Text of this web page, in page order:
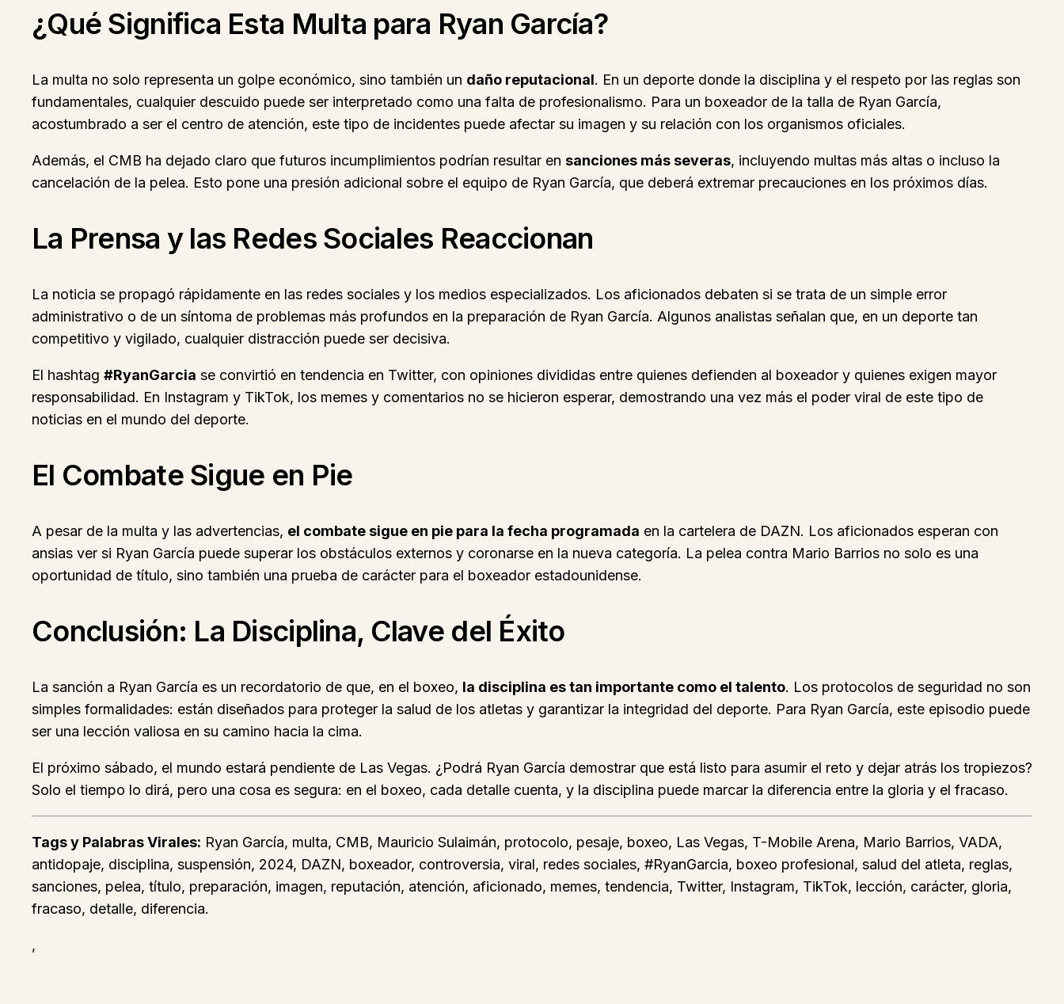
¿Qué Significa Esta Multa para Ryan García?
La multa no solo representa un golpe económico, sino también un daño reputacional. En un deporte donde la disciplina y el respeto por las reglas son
fundamentales, cualquier descuido puede ser interpretado como una falta de profesionalismo. Para un boxeador de la talla de Ryan García,
acostumbrado a ser el centro de atención, este tipo de incidentes puede afectar su imagen y su relación con los organismos oficiales.
Además, el CMB ha dejado claro que futuros incumplimientos podrían resultar en sanciones más severas, incluyendo multas más altas o incluso la
cancelación de la pelea. Esto pone una presión adicional sobre el equipo de Ryan García, que deberá extremar precauciones en los próximos días.
La Prensa y las Redes Sociales Reaccionan
La noticia se propagó rápidamente en las redes sociales y los medios especializados. Los aficionados debaten si se trata de un simple error
administrativo o de un síntoma de problemas más profundos en la preparación de Ryan García. Algunos analistas señalan que, en un deporte tan
competitivo y vigilado, cualquier distracción puede ser decisiva.
El hashtag #RyanGarcia se convirtió en tendencia en Twitter, con opiniones divididas entre quienes defienden al boxeador y quienes exigen mayor
responsabilidad. En Instagram y TikTok, los memes y comentarios no se hicieron esperar, demostrando una vez más el poder viral de este tipo de
noticias en el mundo del deporte.
El Combate Sigue en Pie
A pesar de la multa y las advertencias, el combate sigue en pie para la fecha programada en la cartelera de DAZN. Los aficionados esperan con
ansias ver si Ryan García puede superar los obstáculos externos y coronarse en la nueva categoría. La pelea contra Mario Barrios no solo es una
oportunidad de título, sino también una prueba de carácter para el boxeador estadounidense.
Conclusión: La Disciplina, Clave del Éxito
La sanción a Ryan García es un recordatorio de que, en el boxeo, la disciplina es tan importante como el talento. Los protocolos de seguridad no son
simples formalidades: están diseñados para proteger la salud de los atletas y garantizar la integridad del deporte. Para Ryan García, este episodio puede
ser una lección valiosa en su camino hacia la cima.
El próximo sábado, el mundo estará pendiente de Las Vegas. ¿Podrá Ryan García demostrar que está listo para asumir el reto y dejar atrás los tropiezos?
Solo el tiempo lo dirá, pero una cosa es segura: en el boxeo, cada detalle cuenta, y la disciplina puede marcar la diferencia entre la gloria y el fracaso.
Tags y Palabras Virales: Ryan García, multa, CMB, Mauricio Sulaimán, protocolo, pesaje, boxeo, Las Vegas, T-Mobile Arena, Mario Barrios, VADA,
antidopaje, disciplina, suspensión, 2024, DAZN, boxeador, controversia, viral, redes sociales, #RyanGarcia, boxeo profesional, salud del atleta, reglas,
sanciones, pelea, título, preparación, imagen, reputación, atención, aficionado, memes, tendencia, Twitter, Instagram, TikTok, lección, carácter, gloria,
fracaso, detalle, diferencia.
,